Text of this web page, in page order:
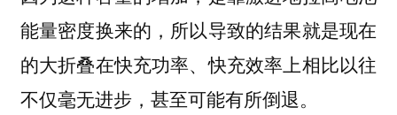
能量密度换来的，所以导致的结果就是现在
的大折叠在快充功率、快充效率上相比以往
不仅毫无进步，甚至可能有所倒退。